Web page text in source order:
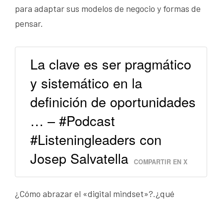
para adaptar sus modelos de negocio y formas de
pensar.
La clave es ser pragmático
y sistemático en la
definición de oportunidades
… – #Podcast
#Listeningleaders con
Josep Salvatella
COMPARTIR EN X
¿Cómo abrazar el «digital mindset»?.¿qué